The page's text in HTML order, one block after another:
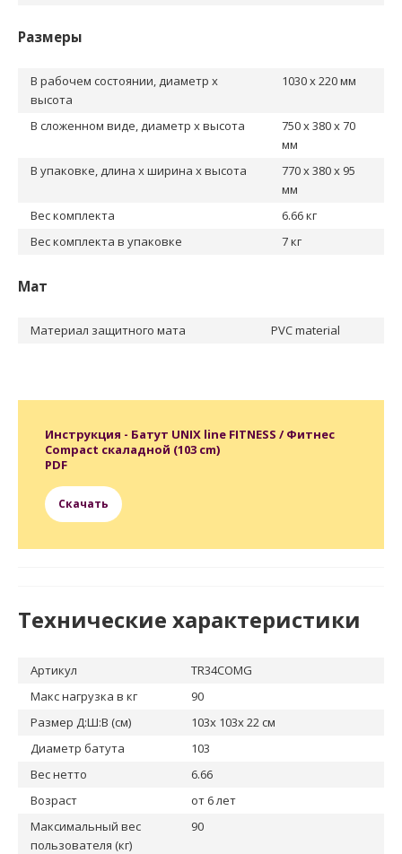
Размеры
В рабочем состоянии, диаметр х
высота
1030 х 220 мм
В сложенном виде, диаметр х высота
750 х 380 х 70
мм
В упаковке, длина х ширина х высота
770 х 380 х 95
мм
Вес комплекта
6.66 кг
Вес комплекта в упаковке
7 кг
Мат
Материал защитного мата PVC material
Инструкция - Батут UNIX line FITNESS / Фитнес
Compact скаладной (103 cm)
PDF
Скачать
Технические характеристики
Артикул
TR34COMG
Макс нагрузка в кг
90
Размер Д:Ш:В (см)
103х 103х 22 см
Диаметр батута
103
Вес нетто
6.66
Возраст
от 6 лет
Максимальный вес
пользователя (кг)
90